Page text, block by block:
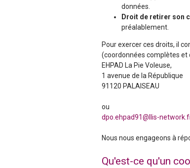
données.
Droit de retirer son
préalablement.
Pour exercer ces droits, il
(coordonnées complètes et
EHPAD La Pie Voleuse,
1 avenue de la République
91120 PALAISEAU
ou
dpo.ehpad91@llis-
Nous nous engageons à
Qu'est-ce qu'un